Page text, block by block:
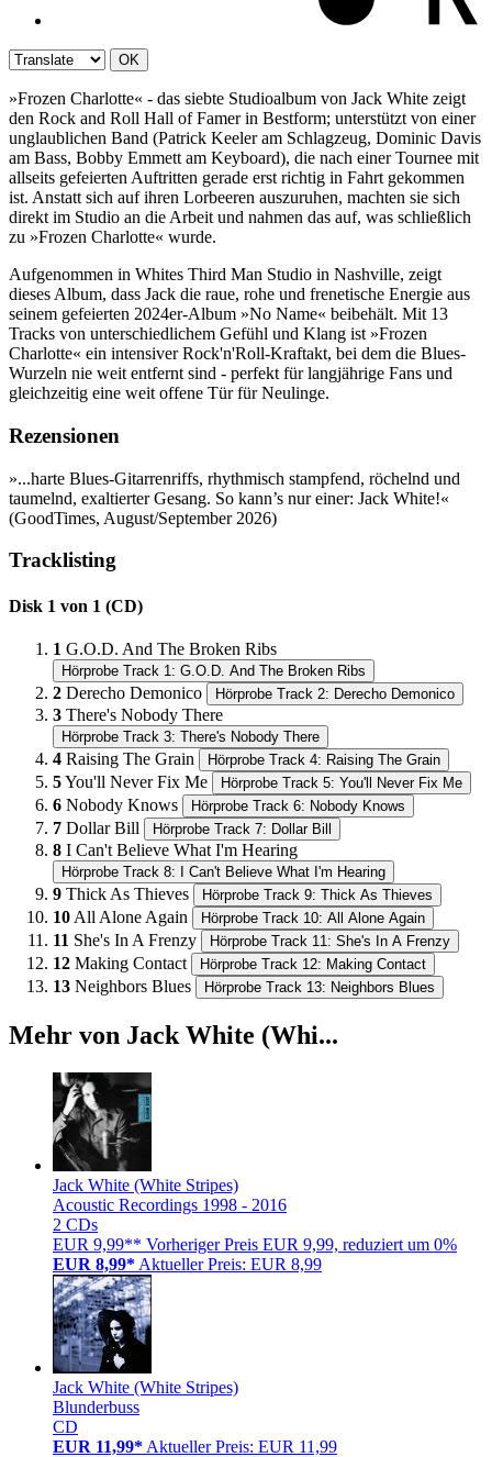
OK
»Frozen Charlotte« - das siebte Studioalbum von Jack White zeigt
den Rock and Roll Hall of Famer in Bestform; unterstützt von einer
unglaublichen Band (Patrick Keeler am Schlagzeug, Dominic Davis
am Bass, Bobby Emmett am Keyboard), die nach einer Tournee mit
allseits gefeierten Auftritten gerade erst richtig in Fahrt gekommen
ist. Anstatt sich auf ihren Lorbeeren auszuruhen, machten sie sich
direkt im Studio an die Arbeit und nahmen das auf, was schließlich
zu »Frozen Charlotte« wurde.
Aufgenommen in Whites Third Man Studio in Nashville, zeigt
dieses Album, dass Jack die raue, rohe und frenetische Energie aus
seinem gefeierten 2024er-Album »No Name« beibehält. Mit 13
Tracks von unterschiedlichem Gefühl und Klang ist »Frozen
Charlotte« ein intensiver Rock'n'Roll-Kraftakt, bei dem die Blues-
Wurzeln nie weit entfernt sind - perfekt für langjährige Fans und
gleichzeitig eine weit offene Tür für Neulinge.
Rezensionen
».​.​.​harte Blues-Gitarrenriffs, rhythmisch stampfend, röchelnd und
taumelnd, exaltierter Gesang.​ So kann’s nur einer: Jack White!«
(GoodTimes, August/September 2026)
Tracklisting
Disk 1 von 1 (CD)
1 G.O.D. And The Broken Ribs
Hörprobe Track 1: G.O.D. And The Broken Ribs
2 Derecho Demonico Hörprobe Track 2: Derecho Demonico
3 There's Nobody There
Hörprobe Track 3: There's Nobody There
4 Raising The Grain Hörprobe Track 4: Raising The Grain
5You'll Never Fix Me Hörprobe Track 5: You'll Never Fix Me
6 Nobody Knows Hörprobe Track 6: Nobody Knows
7 Dollar Bill Hörprobe Track 7: Dollar Bill
8 I Can't Believe What I'm Hearing
Hörprobe Track 8: I Can't Believe What I'm Hearing
9 Thick As Thieves Hörprobe Track 9: Thick As Thieves
10 All Alone Again Hörprobe Track 10: All Alone Again
11 She's In A Frenzy Hörprobe Track 11: She's In A Frenzy
12 Making Contact Hörprobe Track 12: Making Contact
13 Neighbors Blues Hörprobe Track 13: Neighbors Blues
Mehr von Jack White (Whi...
Jack White (White Stripes)
Acoustic Recordings 1998 - 2016
2 CDs
EUR 9,99** Vorheriger Preis EUR 9,99, reduziert um 0%
EUR 8,99* Aktueller Preis: EUR 8,99
Jack White (White Stripes)
Blunderbuss
CD
EUR 11,99* Aktueller Preis: EUR 11,99